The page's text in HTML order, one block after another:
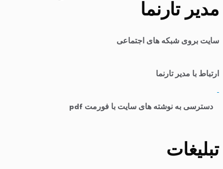
مدیر تارنما
سایت بروی شبکه های اجتماعی
ارتباط با مدیر تارنما
دسترسی به نوشته های سایت با فورمت pdf
تبلیغات